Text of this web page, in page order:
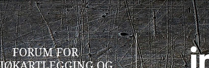
FORUM FOR